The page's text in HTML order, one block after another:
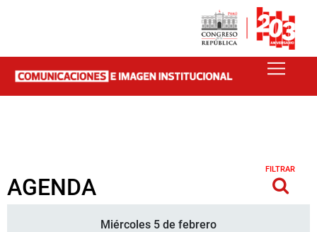
AGENDA
FILTRAR
Miércoles 5 de febrero